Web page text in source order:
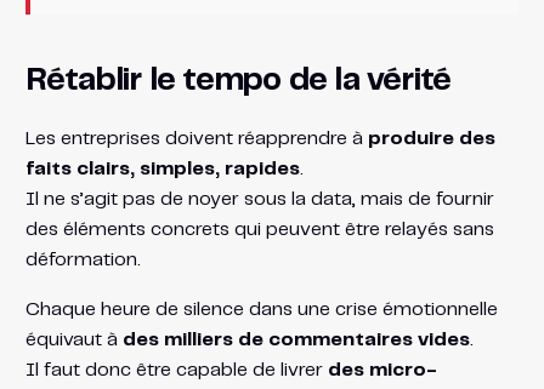
Rétablir le tempo de la vérité
Les entreprises doivent réapprendre à produire des
faits clairs, simples, rapides.
Il ne s’agit pas de noyer sous la data, mais de fournir
des éléments concrets qui peuvent être relayés sans
déformation.
Chaque heure de silence dans une crise émotionnelle
équivaut à des milliers de commentaires vides.
Il faut donc être capable de livrer des micro-